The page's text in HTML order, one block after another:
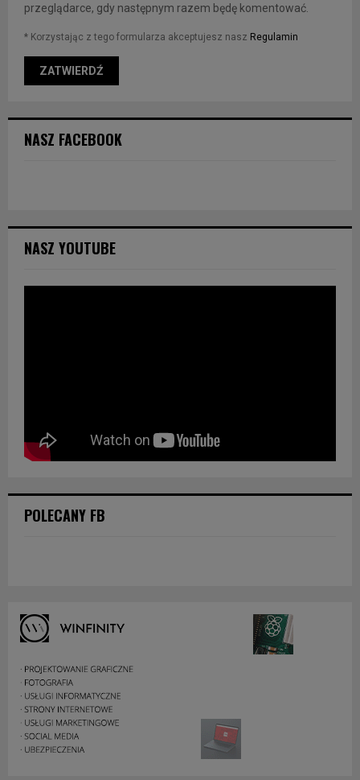
przeglądarce, gdy następnym razem będę komentować.
* Korzystając z tego formularza akceptujesz nasz Regulamin
NASZ FACEBOOK
NASZ YOUTUBE
POLECANY FB